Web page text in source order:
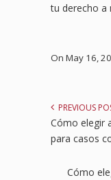
tu derecho a
On May 16,
PREVIOUS
Cómo elegir
para casos
Cómo